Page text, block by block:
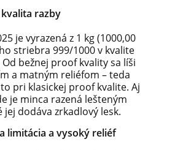
razby
je vyrazená z 1 kg (1000,00
striebra 999/1000 v kvalite
bežnej proof kvality sa líši
a matným reliéfom – teda
pri klasickej proof kvalite. Aj
je minca razená lešteným
dodáva zrkadlový lesk.
limitácia a vysoký reliéf